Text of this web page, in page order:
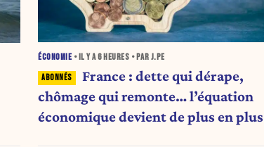
ÉCONOMIE • IL Y A6 HEURES • PAR J.PE
France : dette qui dérape,
chômage qui remonte… l’équation
économique devient de plus en plus